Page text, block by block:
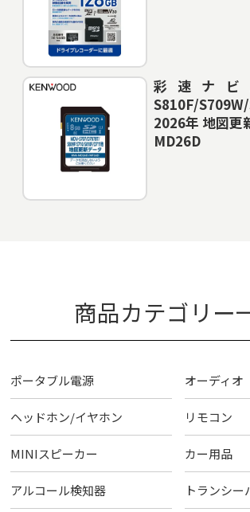
彩速ナビ
S810F/
2026年 地図更
MD26D
商品カテゴリー
ポータブル電源 オーディオ
ヘッドホン/イヤホン リモコン
MINIスピーカー カー用品
アルコール検知器 トランシー